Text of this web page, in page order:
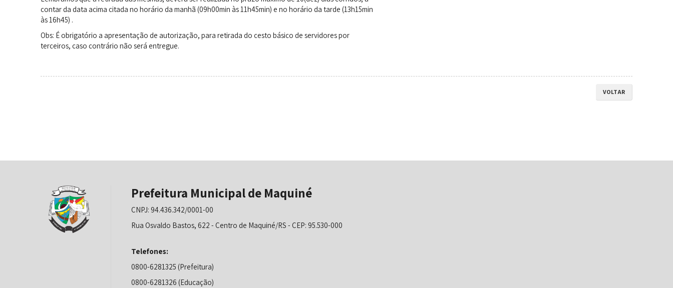
contar da data acima citada no horário da manhã (09h00min às 11h45min) e no horário da tarde (13h15min
às 16h45) .
Obs: É obrigatório a apresentação de autorização, para retirada do cesto básico de servidores por
terceiros, caso contrário não será entregue.
VOLTAR
Prefeitura Municipal de Maquiné
CNPJ: 94.436.342/0001-00
Rua Osvaldo Bastos, 622 - Centro de Maquiné/RS - CEP: 95.530-000
Telefones:
0800-6281325 (Prefeitura)
0800-6281326 (Educação)